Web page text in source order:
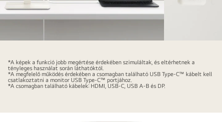
Type-
C™,
RJ45
*A képek a funkció jobb megértése érdekében szimuláltak, és eltérhetnek a
tényleges használat során láthatóktól.
*A megfelelő működés érdekében a csomagban található USB Type-C™ kábelt kell
csatlakoztatni a monitor USB Type-C™ portjához.
*A csomagban található kábelek: HDMI, USB-C, USB A-B és DP.